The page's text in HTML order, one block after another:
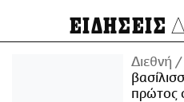
ΕΙΔΗΣΕΙΣ
Διεθνή
πρώτος